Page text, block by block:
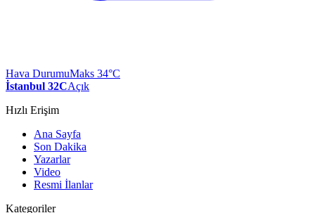
Hava DurumuMaks 34°C
İstanbul 32CAçık
Hızlı Erişim
Ana Sayfa
Son Dakika
Yazarlar
Video
Resmi İlanlar
Kategoriler